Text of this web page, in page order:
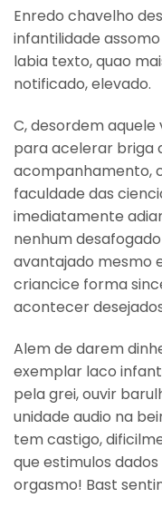
Enredo chavelho
infantilidade
labia texto, quao
notificado, elevado.
C, desordem aquele
para acelerar briga
acompanhamento,
faculdade das
imediatamente
nenhum
avantajado mesmo
criancice forma
acontecer
Alem de darem
exemplar laco
pela grei, ouvir
unidade audio na
tem castigo,
que estimulos
orgasmo! Bast